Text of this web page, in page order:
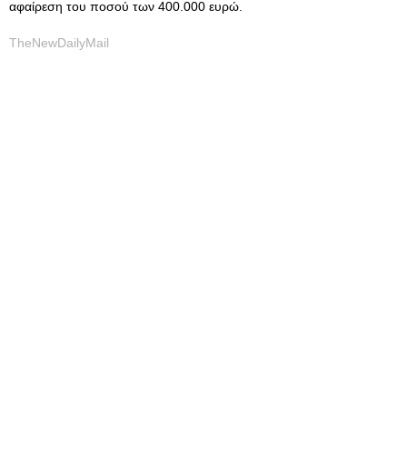
αφαίρεση του ποσού των 400.000 ευρώ.
TheNewDailyMail